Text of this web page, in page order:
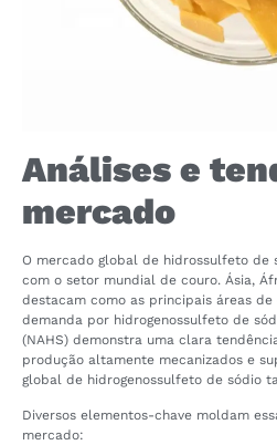
Análises e
mercado
O mercado global de hidrossulfeto de
com o setor mundial de couro. Ásia,
destacam como as principais áreas de
demanda por hidrogenossulfeto de
(NAHS) demonstra uma clara
produção altamente mecanizados e
global de hidrogenossulfeto de sódio
Diversos elementos-chave moldam
mercado: